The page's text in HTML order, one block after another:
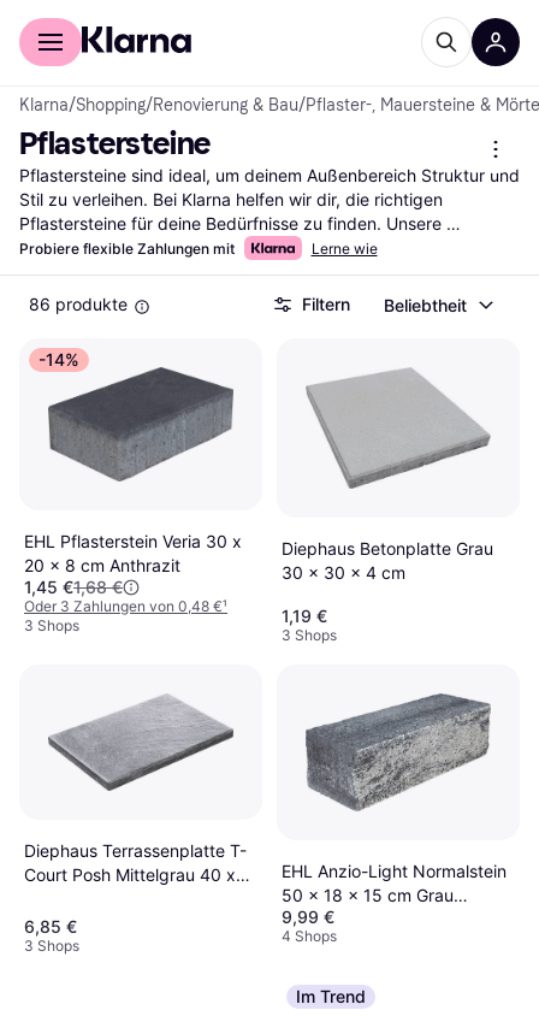
Für Shopper
Klarna/Shopping/Renovierung & Bau/Pflaster-, Mauersteine &
Pflastersteine
Pflastersteine sind ideal, um deinem Außenbereich Struktur und
Stil zu verleihen. Bei Klarna helfen wir dir, die richtigen
Pflastersteine für deine Bedürfnisse zu finden. Unsere
Kategorie bietet eine große Auswahl, die du mit unseren
praktischen Filtern leicht durchsuchen kannst. Egal, ob du nach
Material, Farbe oder Form suchst, unsere Filter führen dich
schnell zum passenden Pflasterstein. Du kannst auch nach
Preis und Bewertungen filtern, um deine Suche weiter zu
verfeinern. So findest du genau das, was deinen Vorstellungen
entspricht. Lies die Nutzerbewertungen, um mehr über die
Erfahrungen anderer zu erfahren und die richtige Wahl zu
treffen. Beginne hier deine Suche und finde die Pflastersteine,
die deinem Garten oder deiner Einfahrt das gewisse Etwas
Mehr über pflastersteine »
Probiere flexible Zahlungen mit Lerne wie
86 produkte Filtern Beliebtheit
-14%
EHL Pflasterstein Veria 30 x
20 x 8 cm Anthrazit
1,45 €1,68 €
Oder 3 Zahlungen von 0,48 €¹
3 Shops
Diephaus Betonplatte Grau
30 x 30 x 4 cm
1,19 €
3 Shops
Diephaus Terrassenplatte T-
Court Posh Mittelgrau 40 x
6,85 €
3 Shops
EHL Anzio-Light Normalstein
50 x 18 x 15 cm Grau
Anthrazit
9,99 €
4 Shops
Im Trend